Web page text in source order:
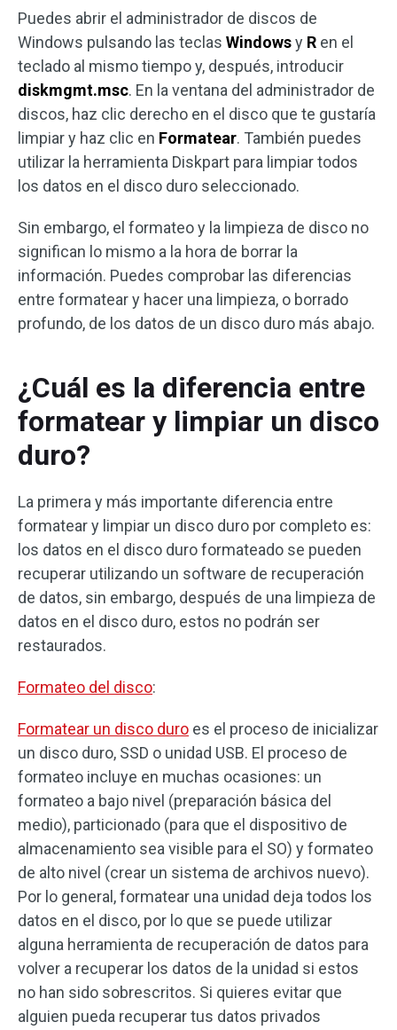
Puedes abrir el administrador de discos de
Windows pulsando las teclas Windowsy R en el
teclado al mismo tiempo y, después, introducir
diskmgmt.msc. En la ventana del administrador de
discos, haz clic derecho en el disco que te gustaría
limpiar y haz clic en Formatear. También puedes
utilizar la herramienta Diskpart para limpiar todos
los datos en el disco duro seleccionado.
Sin embargo, el formateo y la limpieza de disco no
significan lo mismo a la hora de borrar la
información. Puedes comprobar las diferencias
entre formatear y hacer una limpieza, o borrado
profundo, de los datos de un disco duro más abajo.
¿Cuál es la diferencia entre
formatear y limpiar un disco
duro?
La primera y más importante diferencia entre
formatear y limpiar un disco duro por completo es:
los datos en el disco duro formateado se pueden
recuperar utilizando un software de recuperación
de datos, sin embargo, después de una limpieza de
datos en el disco duro, estos no podrán ser
restaurados.
Formateo del disco:
Formatear un disco duro es el proceso de inicializar
un disco duro, SSD o unidad USB. El proceso de
formateo incluye en muchas ocasiones: un
formateo a bajo nivel (preparación básica del
medio), particionado (para que el dispositivo de
almacenamiento sea visible para el SO) y formateo
de alto nivel (crear un sistema de archivos nuevo).
Por lo general, formatear una unidad deja todos los
datos en el disco, por lo que se puede utilizar
alguna herramienta de recuperación de datos para
volver a recuperar los datos de la unidad si estos
no han sido sobrescritos. Si quieres evitar que
alguien pueda recuperar tus datos privados